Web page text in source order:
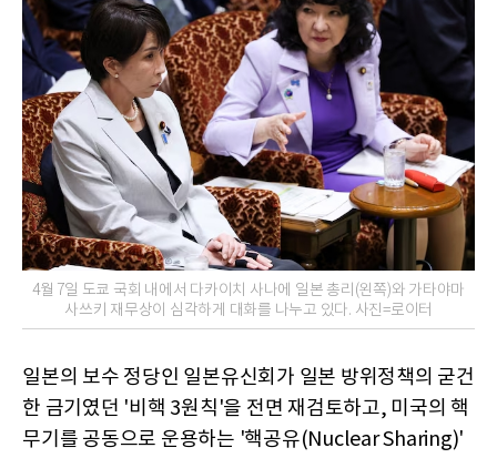
4월 7일 도쿄 국회 내에서 다카이치 사나에 일본 총리(왼쪽)와 가타야마
사쓰키 재무상이 심각하게 대화를 나누고 있다. 사진=로이터
일본의 보수 정당인 일본유신회가 일본 방위정책의 굳건
한 금기였던 '비핵 3원칙'을 전면 재검토하고, 미국의 핵
무기를 공동으로 운용하는 '핵공유(Nuclear Sharing)'